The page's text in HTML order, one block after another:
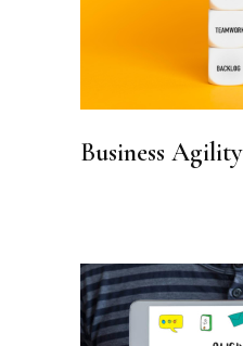
Business Agility